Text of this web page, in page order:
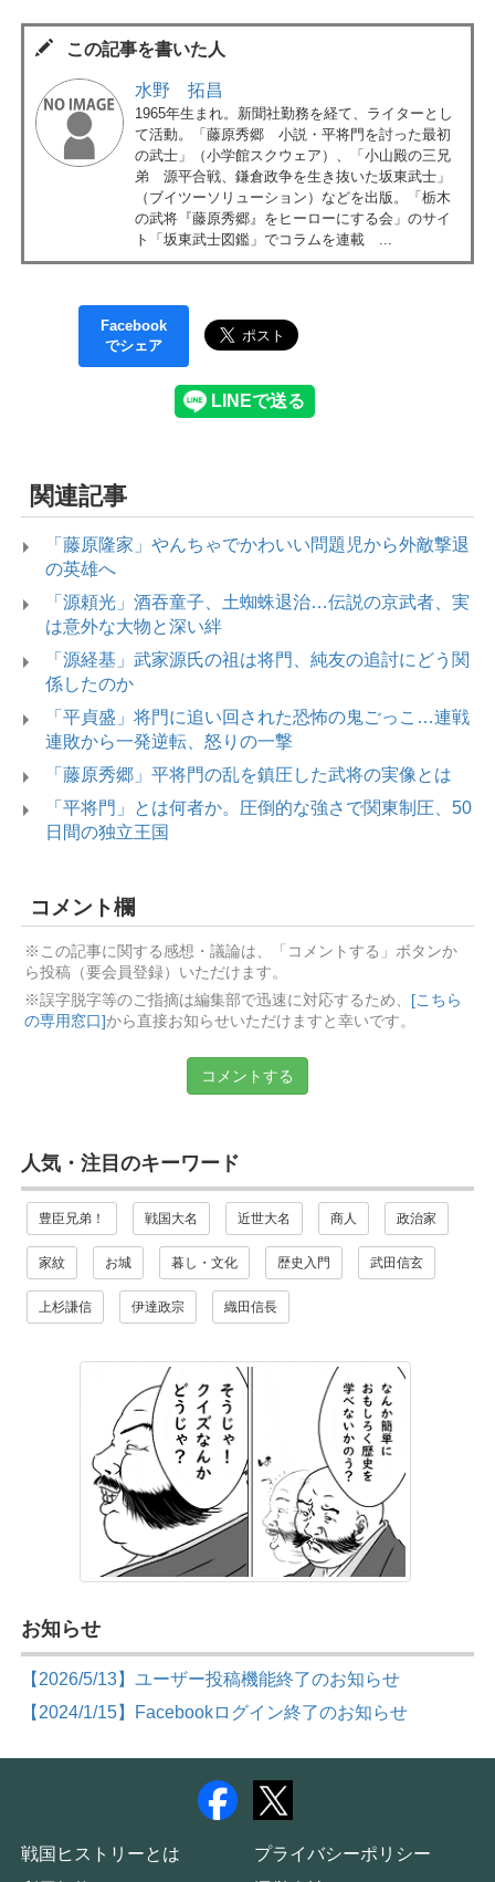
この記事を書いた人
水野 拓昌
1965年生まれ。新聞社勤務を経て、ライターとし
て活動。「藤原秀郷 小説・平将門を討った最初
の武士」（小学館スクウェア）、「小山殿の三兄
弟 源平合戦、鎌倉政争を生き抜いた坂東武士」
（ブイツーソリューション）などを出版。「栃木
の武将『藤原秀郷』をヒーローにする会」のサイ
ト「坂東武士図鑑」でコラムを連載 ...
Facebook
でシェア
関連記事
「藤原隆家」やんちゃでかわいい問題児から外敵撃退
の英雄へ
「源頼光」酒吞童子、土蜘蛛退治…伝説の京武者、実
は意外な大物と深い絆
「源経基」武家源氏の祖は将門、純友の追討にどう関
係したのか
「平貞盛」将門に追い回された恐怖の鬼ごっこ…連戦
連敗から一発逆転、怒りの一撃
「藤原秀郷」平将門の乱を鎮圧した武将の実像とは
「平将門」とは何者か。圧倒的な強さで関東制圧、50
日間の独立王国
コメント欄
※この記事に関する感想・議論は、「コメントする」ボタンか
ら投稿（要会員登録）いただけます。
※誤字脱字等のご指摘は編集部で迅速に対応するため、
[こちら
の専用窓口]から直接お知らせいただけますと幸いです。
コメントする
人気・注目のキーワード
豊臣兄弟！ 戦国大名 近世大名 商人 政治家
家紋 お城 暮し・文化 歴史入門 武田信玄
上杉謙信 伊達政宗 織田信長
お知らせ
【2026/5/13】ユーザー投稿機能終了のお知らせ
【2024/1/15】Facebookログイン終了のお知らせ
戦国ヒストリーとは
プライバシーポリシー